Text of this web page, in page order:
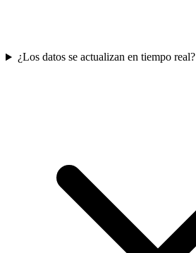
¿Los datos se actualizan en tiempo real?